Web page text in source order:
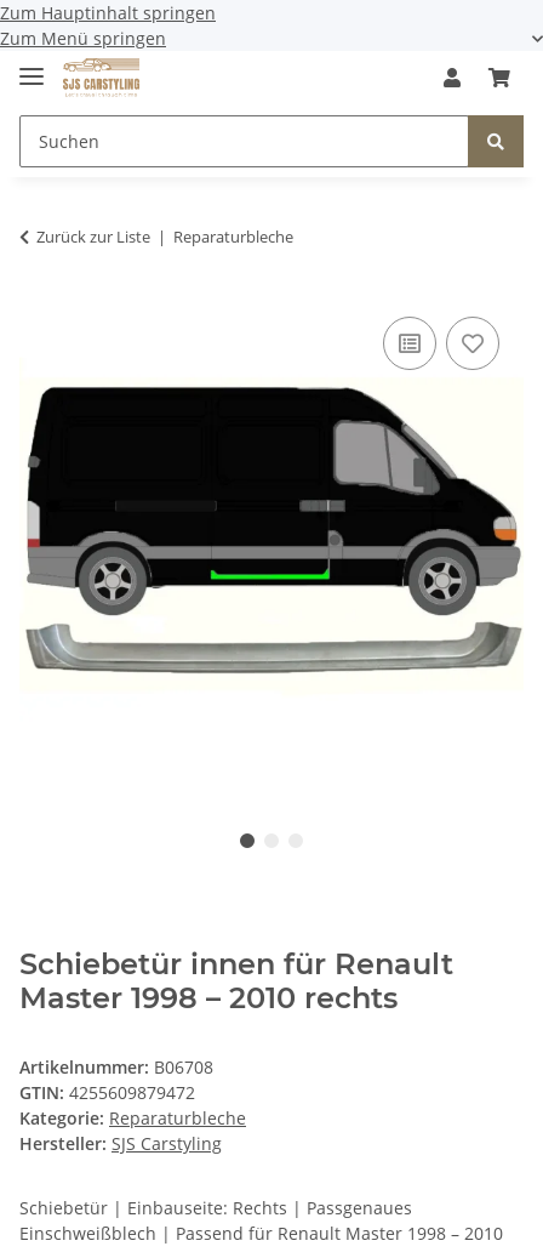
Zum Hauptinhalt springen
Zum Menü springen
Zurück zur Liste Reparaturbleche
Schiebetür innen für Renault
Master 1998 – 2010 rechts
Artikelnummer: B06708
GTIN: 4255609879472
Kategorie: Reparaturbleche
Hersteller: SJS Carstyling
Schiebetür | Einbauseite: Rechts | Passgenaues
Einschweißblech | Passend für Renault Master 1998 – 2010